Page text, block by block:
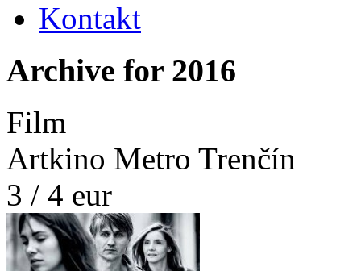
Kontakt
Archive for 2016
Film
Artkino Metro Trenčín
3 / 4 eur